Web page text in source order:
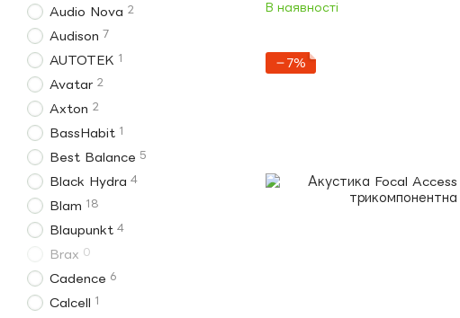
В наявності
−7%
Audio Nova 2
Audison 7
AUTOTEK 1
Avatar 2
Axton 2
BassHabit 1
Best Balance 5
Black Hydra 4
Blam 18
Blaupunkt 4
Brax 0
Cadence 6
Calcell 1